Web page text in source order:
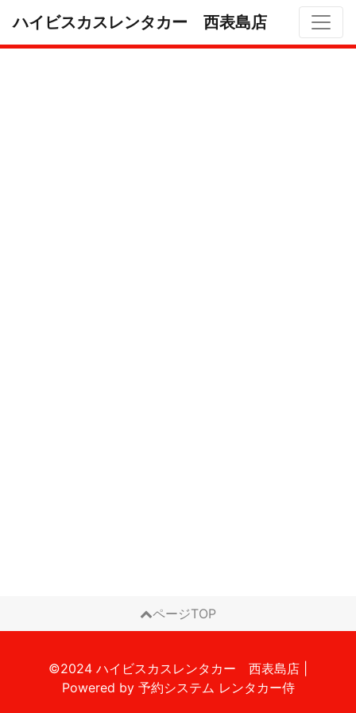
ハイビスカスレンタカー 西表島店
ページTOP
©2024 ハイビスカスレンタカー 西表島店
Powered by 予約システム レンタカー侍